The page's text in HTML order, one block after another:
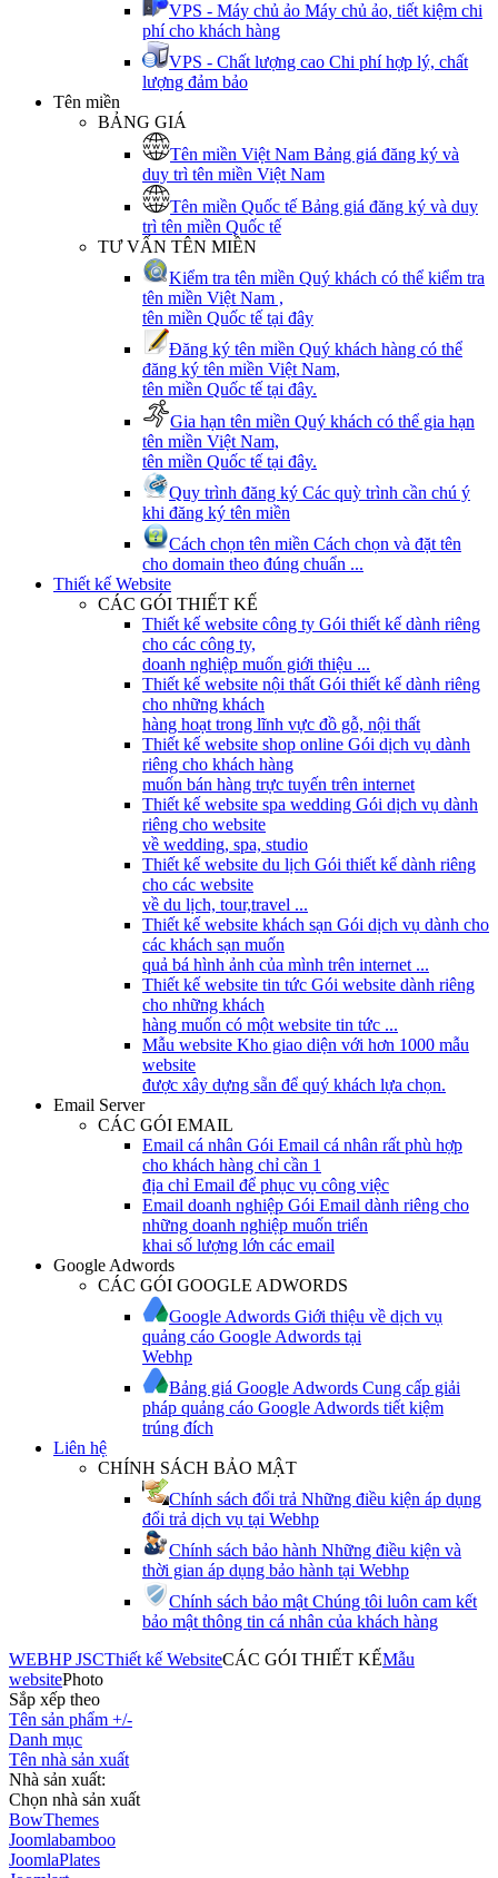
VPS - Máy chủ ảo Máy chủ ảo, tiết kiệm chi
phí cho khách hàng
VPS - Chất lượng cao Chi phí hợp lý, chất
lượng đảm bảo
Tên miền
BẢNG GIÁ
Tên miền Việt Nam Bảng giá đăng ký và
duy trì tên miền Việt Nam
Tên miền Quốc tế Bảng giá đăng ký và duy
trì tên miền Quốc tế
TƯ VẤN TÊN MIỀN
Kiểm tra tên miền Quý khách có thể kiểm tra
tên miền Việt Nam ,
tên miền Quốc tế tại đây
Đăng ký tên miền Quý khách hàng có thể
đăng ký tên miền Việt Nam,
tên miền Quốc tế tại đây.
Gia hạn tên miền Quý khách có thể gia hạn
tên miền Việt Nam,
tên miền Quốc tế tại đây.
Quy trình đăng ký Các quỳ trình cần chú ý
khi đăng ký tên miền
Cách chọn tên miền Cách chọn và đặt tên
cho domain theo đúng chuẩn ...
Thiết kế Website
CÁC GÓI THIẾT KẾ
Thiết kế website công ty Gói thiết kế dành riêng
cho các công ty,
doanh nghiệp muốn giới thiệu ...
Thiết kế website nội thất Gói thiết kế dành riêng
cho những khách
hàng hoạt trong lĩnh vực đồ gỗ, nội thất
Thiết kế website shop online Gói dịch vụ dành
riêng cho khách hàng
muốn bán hàng trực tuyến trên internet
Thiết kế website spa wedding Gói dịch vụ dành
riêng cho website
về wedding, spa, studio
Thiết kế website du lịch Gói thiết kế dành riêng
cho các website
về du lịch, tour,travel ...
Thiết kế website khách sạn Gói dịch vụ dành cho
các khách sạn muốn
quả bá hình ảnh của mình trên internet ...
Thiết kế website tin tức Gói website dành riêng
cho những khách
hàng muốn có một website tin tức ...
Mẫu website Kho giao diện với hơn 1000 mẫu
website
được xây dựng sẵn để quý khách lựa chọn.
Email Server
CÁC GÓI EMAIL
Email cá nhân Gói Email cá nhân rất phù hợp
cho khách hàng chỉ cần 1
địa chỉ Email để phục vụ công việc
Email doanh nghiệp Gói Email dành riêng cho
những doanh nghiệp muốn triển
khai số lượng lớn các email
Google Adwords
CÁC GÓI GOOGLE ADWORDS
Google Adwords Giới thiệu về dịch vụ
quảng cáo Google Adwords tại
Webhp
Bảng giá Google Adwords Cung cấp giải
pháp quảng cáo Google Adwords tiết kiệm
trúng đích
Liên hệ
CHÍNH SÁCH BẢO MẬT
Chính sách đổi trả Những điều kiện áp dụng
đổi trả dịch vụ tại Webhp
Chính sách bảo hành Những điều kiện và
thời gian áp dụng bảo hành tại Webhp
Chính sách bảo mật Chúng tôi luôn cam kết
bảo mật thông tin cá nhân của khách hàng
WEBHP JSCThiết kế WebsiteCÁC GÓI THIẾT KẾMẫu
websitePhoto
Sắp xếp theo
Tên sản phẩm +/-
Danh mục
Tên nhà sản xuất
Nhà sản xuất:
Chọn nhà sản xuất
BowThemes
Joomlabamboo
JoomlaPlates